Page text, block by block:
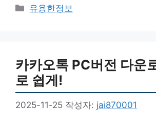
카
유용한정보
카카오톡 PC버전 다운
로 쉽게!
2025-11-25 작성자: jai870001